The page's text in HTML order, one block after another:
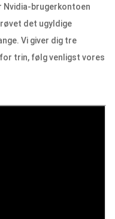
Nvidia-brugerkontoen
det ugyldige
Vi giver dig tre
trin, følg venligst vores